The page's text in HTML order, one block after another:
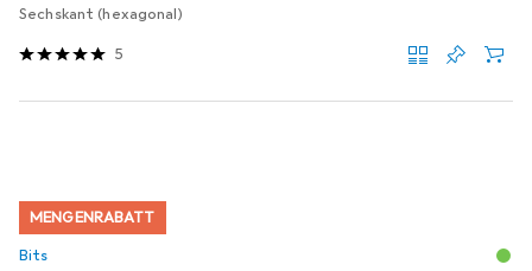
Sechskant (hexagonal)
5
MENGENRABATT
Bits